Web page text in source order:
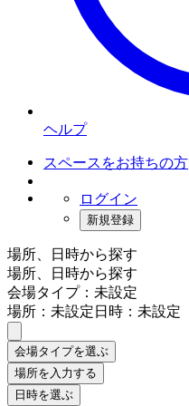
ヘルプ
スペースをお持ちの方
ログイン
新規登録
場所、日時から探す
場所、日時から探す
会場タイプ：未設定
場所：未設定日時：未設定
会場タイプを選ぶ
場所を入力する
日時を選ぶ